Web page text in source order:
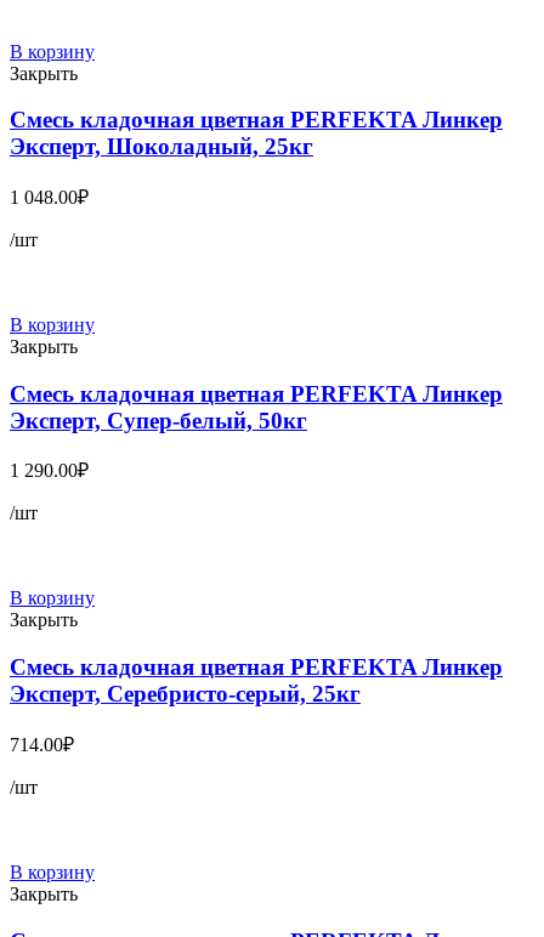
В корзину
Закрыть
Смесь кладочная цветная PERFEKTA Линкер
Эксперт, Шоколадный, 25кг
1 048.00₽
/шт
В корзину
Закрыть
Смесь кладочная цветная PERFEKTA Линкер
Эксперт, Супер-белый, 50кг
1 290.00₽
/шт
В корзину
Закрыть
Смесь кладочная цветная PERFEKTA Линкер
Эксперт, Серебристо-серый, 25кг
714.00₽
/шт
В корзину
Закрыть